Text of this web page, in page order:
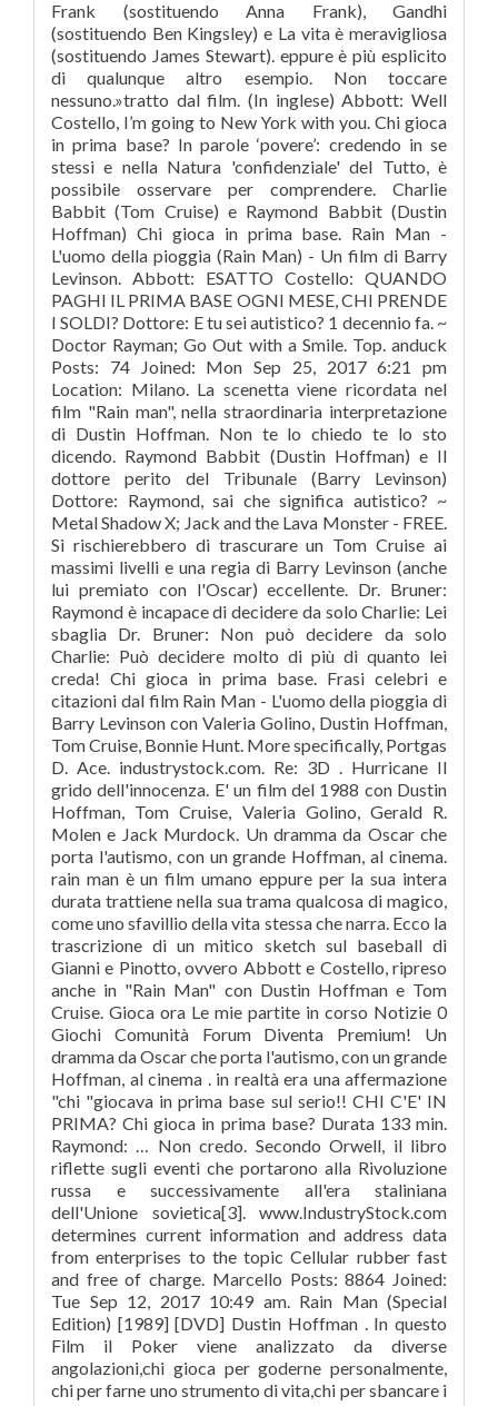
Frank (sostituendo Anna Frank), Gandhi
(sostituendo Ben Kingsley) e La vita è meravigliosa
(sostituendo James Stewart). eppure è più esplicito
di qualunque altro esempio. Non toccare
nessuno.»tratto dal film. (In inglese) Abbott: Well
Costello, I’m going to New York with you. Chi gioca
in prima base? In parole ‘povere’: credendo in se
stessi e nella Natura 'confidenziale' del Tutto, è
possibile osservare per comprendere. Charlie
Babbit (Tom Cruise) e Raymond Babbit (Dustin
Hoffman) Chi gioca in prima base. Rain Man -
L'uomo della pioggia (Rain Man) - Un film di Barry
Levinson. Abbott: ESATTO Costello: QUANDO
PAGHI IL PRIMA BASE OGNI MESE, CHI PRENDE
I SOLDI? Dottore: E tu sei autistico? 1 decennio fa. ~
Doctor Rayman; Go Out with a Smile. Top. anduck
Posts: 74 Joined: Mon Sep 25, 2017 6:21 pm
Location: Milano. La scenetta viene ricordata nel
film "Rain man", nella straordinaria interpretazione
di Dustin Hoffman. Non te lo chiedo te lo sto
dicendo. Raymond Babbit (Dustin Hoffman) e Il
dottore perito del Tribunale (Barry Levinson)
Dottore: Raymond, sai che significa autistico? ~
Metal Shadow X; Jack and the Lava Monster - FREE.
Si rischierebbero di trascurare un Tom Cruise ai
massimi livelli e una regia di Barry Levinson (anche
lui premiato con l'Oscar) eccellente. Dr. Bruner:
Raymond è incapace di decidere da solo Charlie: Lei
sbaglia Dr. Bruner: Non può decidere da solo
Charlie: Può decidere molto di più di quanto lei
creda! Chi gioca in prima base. Frasi celebri e
citazioni dal film Rain Man - L'uomo della pioggia di
Barry Levinson con Valeria Golino, Dustin Hoffman,
Tom Cruise, Bonnie Hunt. More specifically, Portgas
D. Ace. industrystock.com. Re: 3D . Hurricane Il
grido dell'innocenza. E' un film del 1988 con Dustin
Hoffman, Tom Cruise, Valeria Golino, Gerald R.
Molen e Jack Murdock. Un dramma da Oscar che
porta l'autismo, con un grande Hoffman, al cinema.
rain man è un film umano eppure per la sua intera
durata trattiene nella sua trama qualcosa di magico,
come uno sfavillio della vita stessa che narra. Ecco la
trascrizione di un mitico sketch sul baseball di
Gianni e Pinotto, ovvero Abbott e Costello, ripreso
anche in "Rain Man" con Dustin Hoffman e Tom
Cruise. Gioca ora Le mie partite in corso Notizie 0
Giochi Comunità Forum Diventa Premium! Un
dramma da Oscar che porta l'autismo, con un grande
Hoffman, al cinema . in realtà era una affermazione
"chi "giocava in prima base sul serio!! CHI C'E' IN
PRIMA? Chi gioca in prima base? Durata 133 min.
Raymond: … Non credo. Secondo Orwell, il libro
riflette sugli eventi che portarono alla Rivoluzione
russa e successivamente all'era staliniana
dell'Unione sovietica[3]. www.IndustryStock.com
determines current information and address data
from enterprises to the topic Cellular rubber fast
and free of charge. Marcello Posts: 8864 Joined:
Tue Sep 12, 2017 10:49 am. Rain Man (Special
Edition) [1989] [DVD] Dustin Hoffman . In questo
Film il Poker viene analizzato da diverse
angolazioni,chi gioca per goderne personalmente,
chi per farne uno strumento di vita,chi per sbancare i